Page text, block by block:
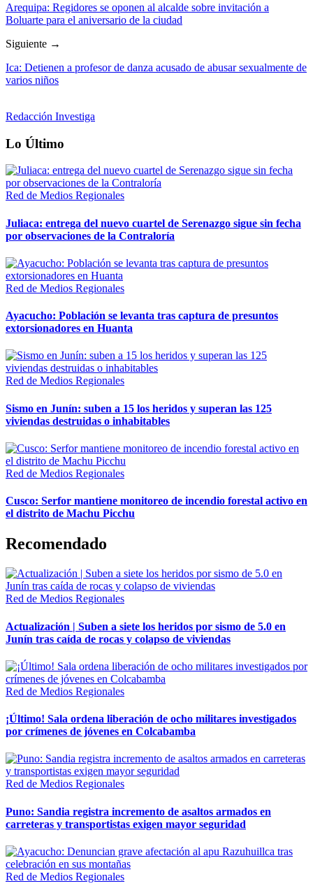
Arequipa: Regidores se oponen al alcalde sobre invitación a
Boluarte para el aniversario de la ciudad
Siguiente →
Ica: Detienen a profesor de danza acusado de abusar sexualmente de
varios niños
Redacción Investiga
Lo Último
Red de Medios Regionales
Juliaca: entrega del nuevo cuartel de Serenazgo sigue sin fecha
por observaciones de la Contraloría
Red de Medios Regionales
Ayacucho: Población se levanta tras captura de presuntos
extorsionadores en Huanta
Red de Medios Regionales
Sismo en Junín: suben a 15 los heridos y superan las 125
viviendas destruidas o inhabitables
Red de Medios Regionales
Cusco: Serfor mantiene monitoreo de incendio forestal activo en
el distrito de Machu Picchu
Recomendado
Red de Medios Regionales
Actualización | Suben a siete los heridos por sismo de 5.0 en
Junín tras caída de rocas y colapso de viviendas
Red de Medios Regionales
¡Último! Sala ordena liberación de ocho militares investigados
por crímenes de jóvenes en Colcabamba
Red de Medios Regionales
Puno: Sandia registra incremento de asaltos armados en
carreteras y transportistas exigen mayor seguridad
Red de Medios Regionales